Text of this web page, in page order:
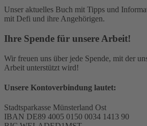
Unser aktuelles Buch mit Tipps und
mit Defi und ihre Angehörigen.
Ihre Spende für unsere Arbeit!
Wir freuen uns über jede Spende, mit der
Arbeit unterstützt wird!
Unsere Kontoverbindung lautet:
Stadtsparkasse Münsterland Ost
IBAN DE89 4005 0150 0034 1413 90